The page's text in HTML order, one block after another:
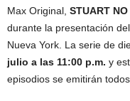
Max Original, STUART
durante la presentación
Nueva York. La serie de
julio a las 11:00 p.m. y
episodios se emitirán